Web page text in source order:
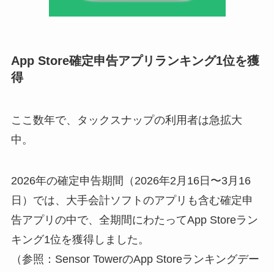
App Store確定申告アプリランキング1位を獲
得
ここ数年で、タックスナップの利用者は急拡大
中。
2026年の確定申告期間（2026年2月16日〜3月16
日）では、大手会計ソフトのアプリも含む確定申
告アプリの中で、全期間にわたってApp Storeラン
キング1位を獲得しました。
（参照：Sensor TowerのApp Storeランキングデー